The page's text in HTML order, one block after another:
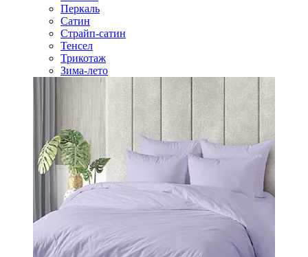
Перкаль
Сатин
Страйп-сатин
Тенсел
Трикотаж
Зима-лето